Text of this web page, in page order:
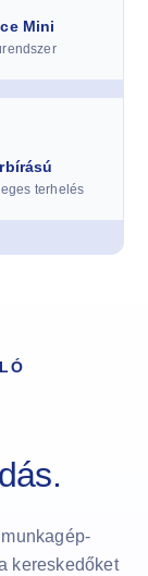
Mini
terhelés
kereskedőket